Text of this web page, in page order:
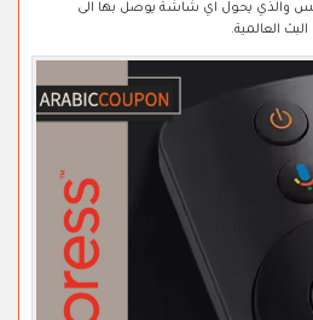
والذي يحول اي شاشة يوصل بها الى
العالمية.